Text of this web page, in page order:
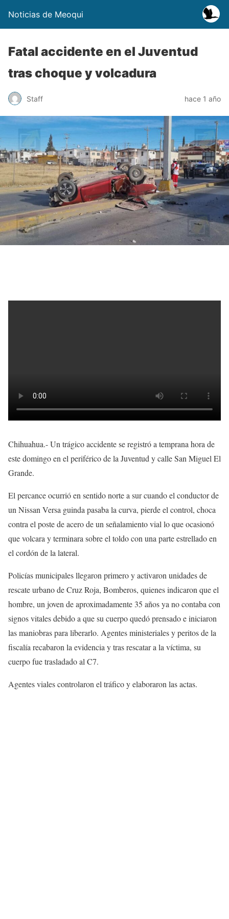
Noticias de Meoqui
Fatal accidente en el Juventud
tras choque y volcadura
Staff hace 1 año
Chihuahua.- Un trágico accidente se registró a temprana hora de
este domingo en el periférico de la Juventud y calle San Miguel El
Grande.
El percance ocurrió en sentido norte a sur cuando el conductor de
un Nissan Versa guinda pasaba la curva, pierde el control, choca
contra el poste de acero de un señalamiento vial lo que ocasionó
que volcara y terminara sobre el toldo con una parte estrellado en
el cordón de la lateral.
Policías municipales llegaron primero y activaron unidades de
rescate urbano de Cruz Roja, Bomberos, quienes indicaron que el
hombre, un joven de aproximadamente 35 años ya no contaba con
signos vitales debido a que su cuerpo quedó prensado e iniciaron
las maniobras para liberarlo. Agentes ministeriales y peritos de la
fiscalía recabaron la evidencia y tras rescatar a la víctima, su
cuerpo fue trasladado al C7.
Agentes viales controlaron el tráfico y elaboraron las actas.